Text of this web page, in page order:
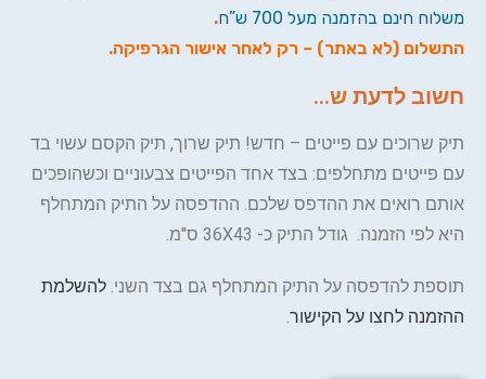
משלוח חינם בהזמנה מעל 700 ש”ח
.
התשלום (לא באתר) – רק לאחר אישור הגרפיקה.
חשוב לדעת ש...
תיק שרוכים עם פייטים – חדש! תיק שרוך, תיק הקסם עשוי בד
עם פייטים מתחלפים: בצד אחד הפייטים צבעוניים וכשהופכים
אותם רואים את ההדפס שלכם. ההדפסה על התיק המתחלף
היא לפי הזמנה. גודל התיק כ- 36X43 ס"מ.
תוספת להדפסה על התיק המתחלף גם בצד השני. להשלמת
ההזמנה לחצו על הקישור.